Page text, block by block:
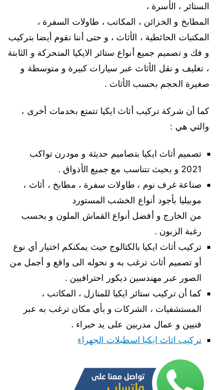
الستائر ، الأسرة ،
المطابخ و الخزائن ، المكاتب ، طاولات السفرة ،
المكتبات الحائطية ، الأثاث ، و حتى أننا نقوم أيضا بتركيب
و فك و تصميم جميع أنواع ستائر الايكيا المتحركة و الثابتة
، تغليف و نقل الأثاث عبر سيارات كبيرة و متوسطة و
صغيرة الحجم بحسب الأثاث .
كما أن شركة تركيب أثاث ايكيا تتمتع بخدمات أخرى ،
والتي هي :
تصميم أثاث ايكيا بتصاميم حديثة و مودرن تواكب
2021 و بحيث تتناسب مع جميع الأذواق .
صناعة غرف نوم ، طاولات سفرة ، مطابخ ، أثاث ،
موبيليا بأجود أنواع الخشب المستورد
من الخارج و أفضل أنواع القماش الملون و بحسب
رغبة الزبون .
تركيب أثاث ايكيا بالكتالوج حيث يمكنكم اختيار أي نوع
أو تصميم أثاث ترغب به و نحوله الى واقع و أجمل من
الصور عبر مهندسين ديكور احترافيين .
كما أن تركيب ستائر ايكيا للمنازل ، المكاتب ،
المستشفيات ، الشركات و بأي مكان ترغب به عبر
فنيين و عمال مدربين على يد خبراء .
تركيب اثاث ايكيا اسطبلات الجهراء